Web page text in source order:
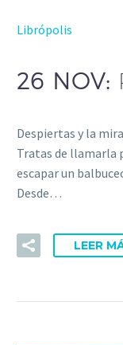
Librópolis
26 NOV:
Despiertas y la
Tratas de llamarla
escapar un
Desde…
LEER